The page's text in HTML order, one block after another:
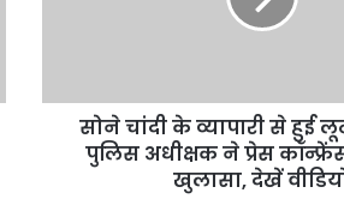
सोने चांदी के व्यापारी से हुई
पुलिस अधीक्षक ने प्रेस
खुलासा, देखें